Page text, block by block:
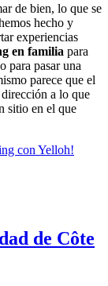
de bien, lo que se
hecho y
experiencias
en familia para
para pasar una
parece que el
a lo que
sitio en el que
con Yelloh!
de Côte